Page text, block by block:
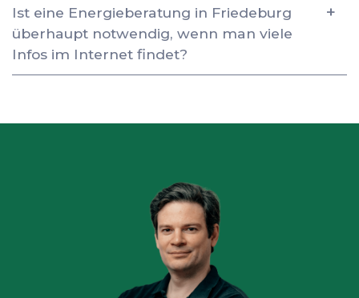
Ist eine Energieberatung in Friedeburg
überhaupt notwendig, wenn man viele
Infos im Internet findet?